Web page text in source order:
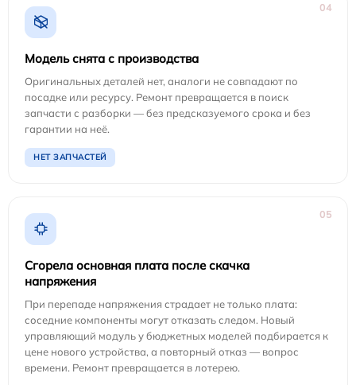
04
Модель снята с производства
Оригинальных деталей нет, аналоги не совпадают по
посадке или ресурсу. Ремонт превращается в поиск
запчасти с разборки — без предсказуемого срока и без
гарантии на неё.
НЕТ ЗАПЧАСТЕЙ
05
Сгорела основная плата после скачка
напряжения
При перепаде напряжения страдает не только плата:
соседние компоненты могут отказать следом. Новый
управляющий модуль у бюджетных моделей подбирается к
цене нового устройства, а повторный отказ — вопрос
времени. Ремонт превращается в лотерею.